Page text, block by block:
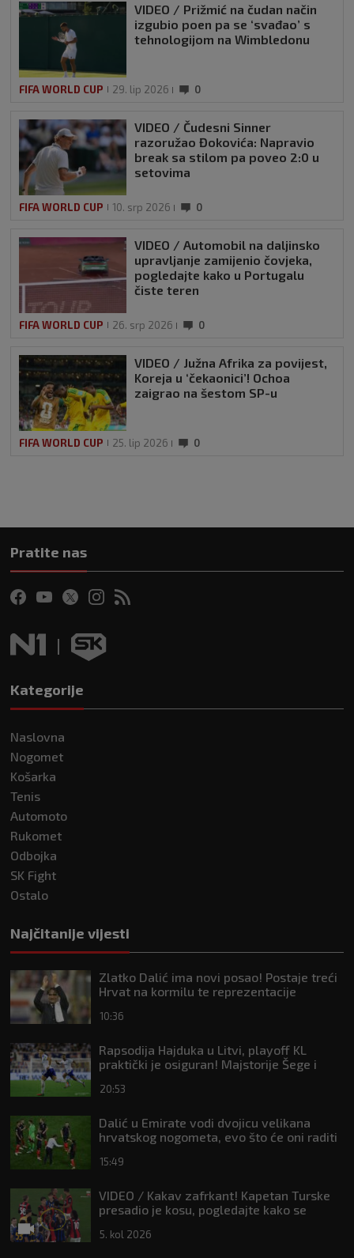
VIDEO / Prižmić na čudan način
izgubio poen pa se ‘svađao’ s
tehnologijom na Wimbledonu
FIFA WORLD CUP 29. lip 2026 0
VIDEO / Čudesni Sinner
razoružao Đokovića: Napravio
break sa stilom pa poveo 2:0 u
setovima
FIFA WORLD CUP 10. srp 2026 0
VIDEO / Automobil na daljinsko
upravljanje zamijenio čovjeka,
pogledajte kako u Portugalu
čiste teren
FIFA WORLD CUP 26. srp 2026 0
VIDEO / Južna Afrika za povijest,
Koreja u ‘čekaonici’! Ochoa
zaigrao na šestom SP-u
FIFA WORLD CUP 25. lip 2026 0
Pratite nas
Kategorije
Naslovna
Nogomet
Košarka
Tenis
Automoto
Rukomet
Odbojka
SK Fight
Ostalo
Najčitanije vijesti
Zlatko Dalić ima novi posao! Postaje treći
Hrvat na kormilu te reprezentacije
10:36
Rapsodija Hajduka u Litvi, playoff KL
praktički je osiguran! Majstorije Šege i
20:53
Dalić u Emirate vodi dvojicu velikana
hrvatskog nogometa, evo što će oni raditi
15:49
VIDEO / Kakav zafrkant! Kapetan Turske
presadio je kosu, pogledajte kako se
5. kol 2026